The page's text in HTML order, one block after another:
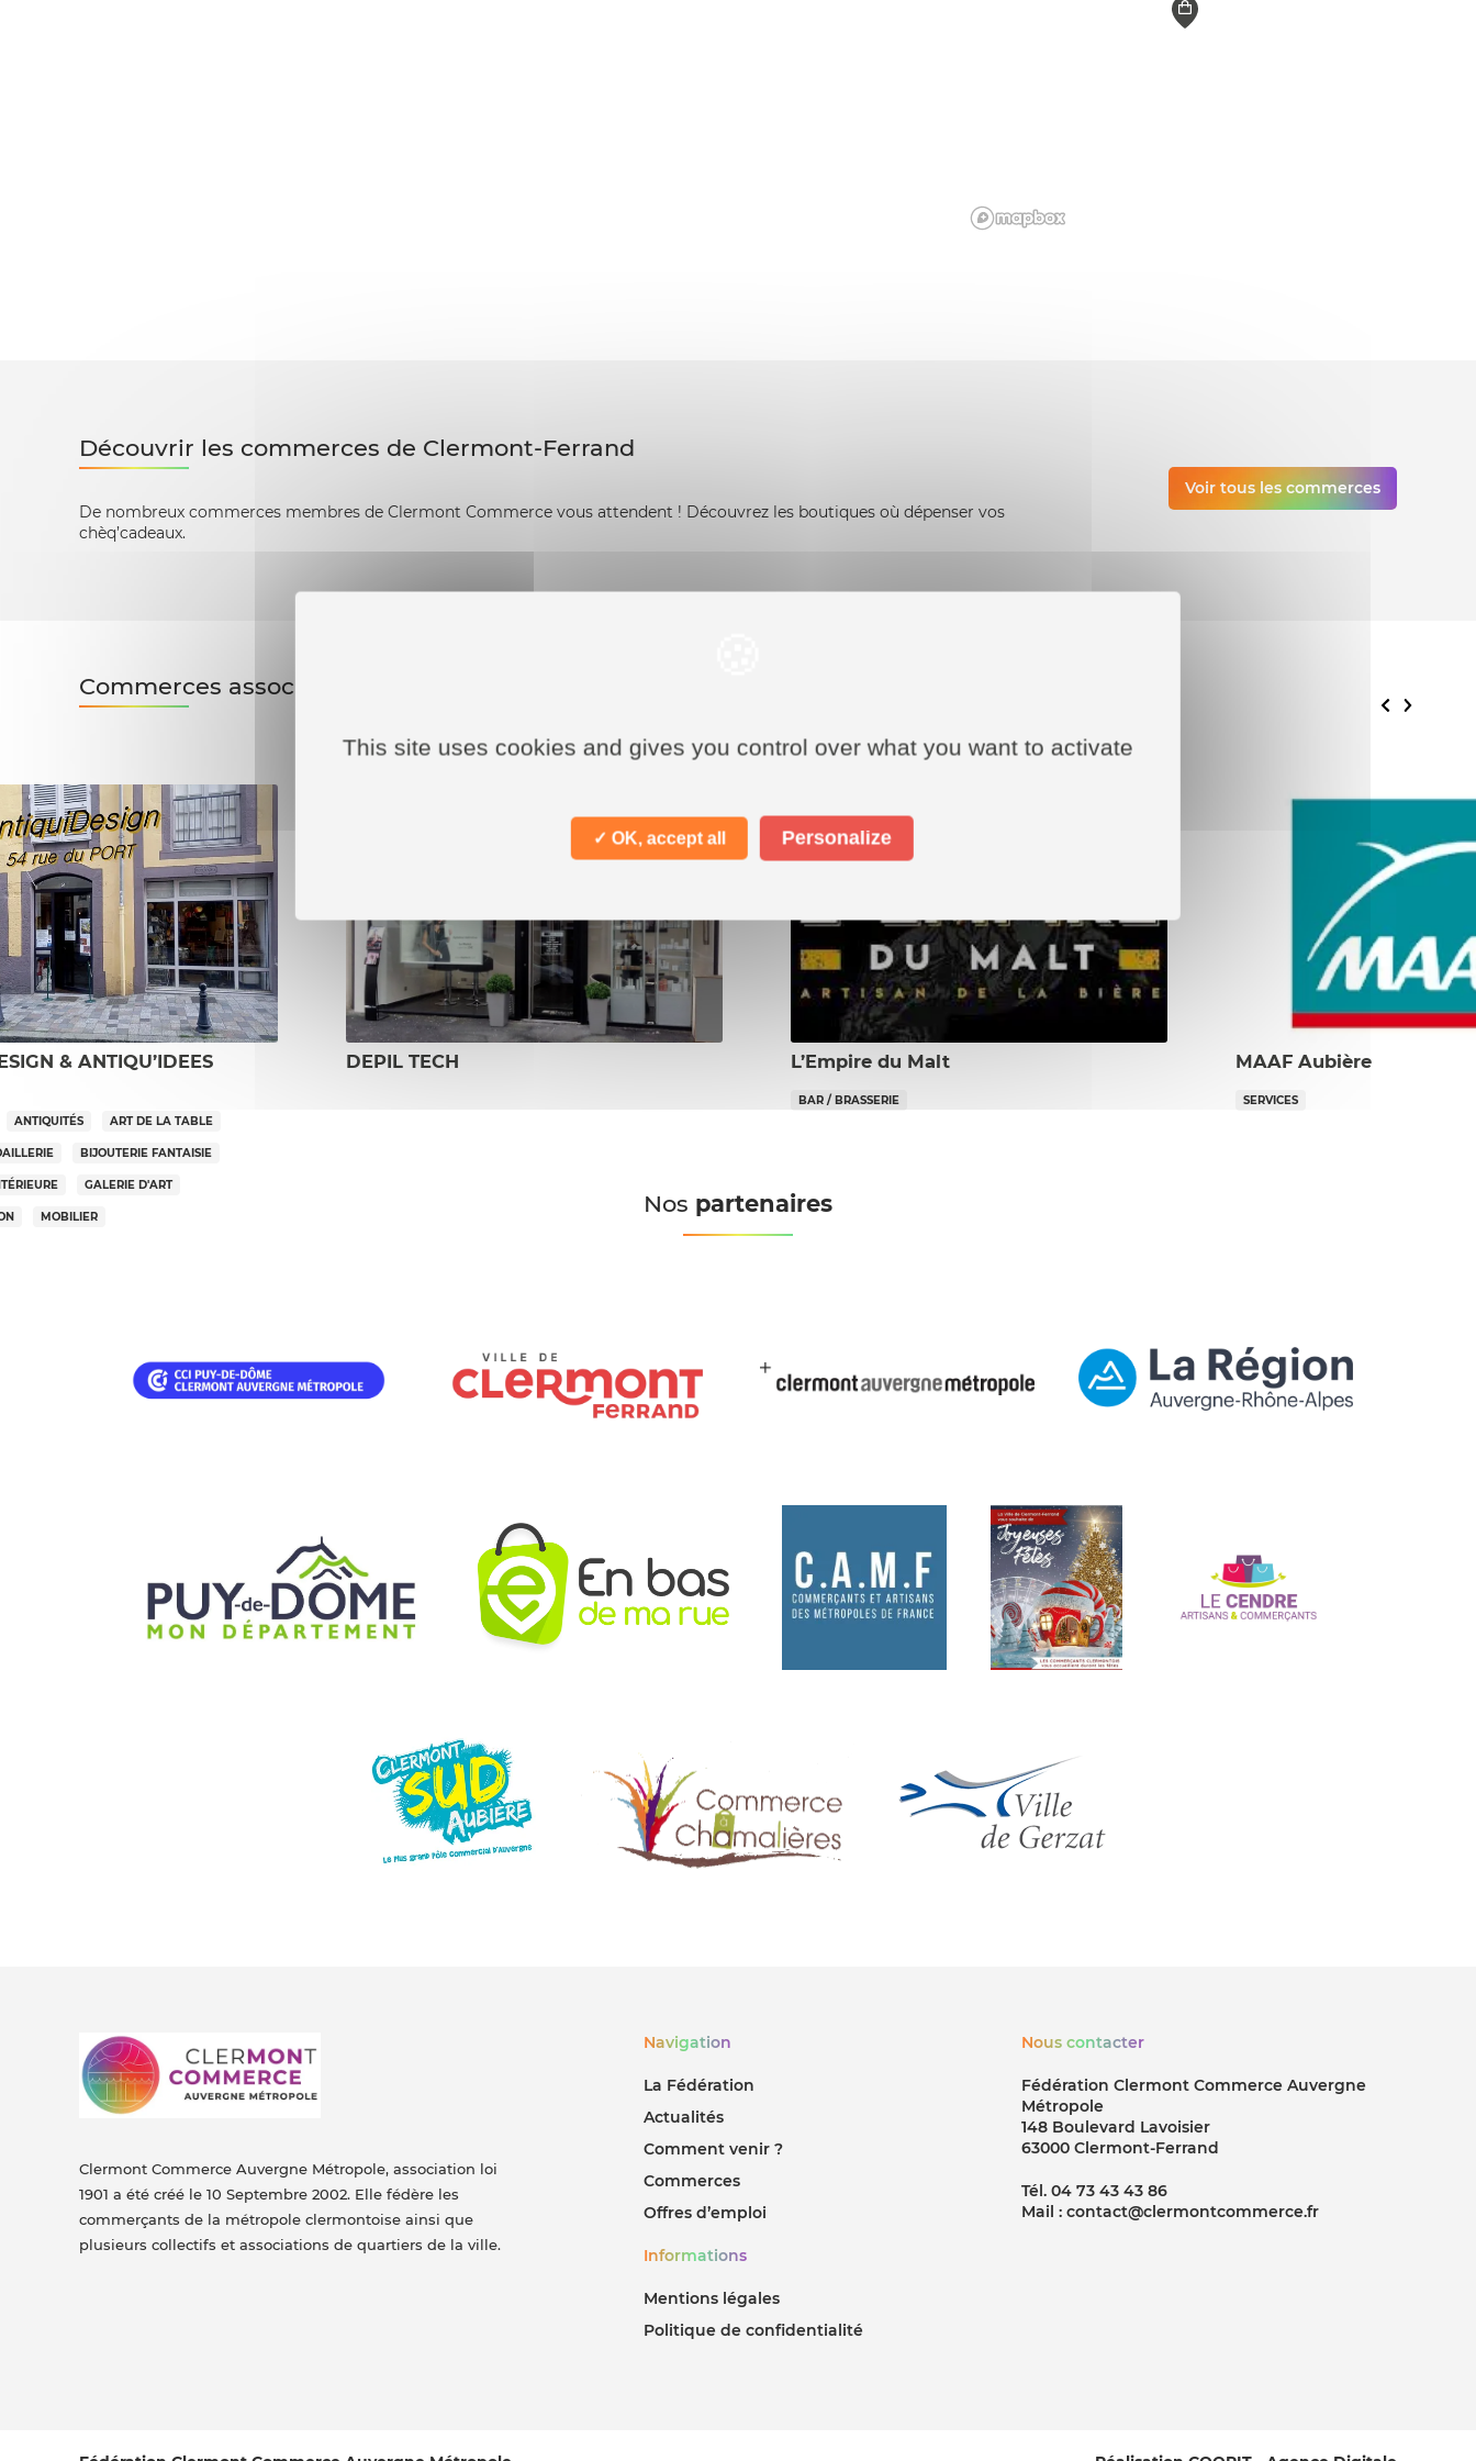
Découvrir les commerces de Clermont-Ferrand
De nombreux commerces membres de Clermont Commerce vous attendent ! Découvrez les boutiques où dépenser vos
chèq’cadeaux.
Voir tous les commerces
Commerces associés
& ANTIQU’IDEES
ANTIQUITÉS ART DE LA TABLE
BIJOUTERIE FANTAISIE
GALERIE D'ART
MOBILIER
DEPIL TECH L’Empire du Malt
BAR / BRASSERIE
MAAF Aubière
SERVICES
Nos partenaires
Clermont Commerce Auvergne Métropole, association loi
1901 a été créé le 10 Septembre 2002. Elle fédère les
commerçants de la métropole clermontoise ainsi que
plusieurs collectifs et associations de quartiers de la ville.
Navigation
La Fédération
Actualités
Comment venir ?
Commerces
Offres d’emploi
Informations
Mentions légales
Politique de confidentialité
Nous contacter
Fédération Clermont Commerce Auvergne
Métropole
148 Boulevard Lavoisier
63000 Clermont-Ferrand
Tél. 04 73 43 43 86
Mail : contact@clermontcommerce.fr
This site uses cookies and gives you control over what you want to activate
✓ OK, accept all Personalize